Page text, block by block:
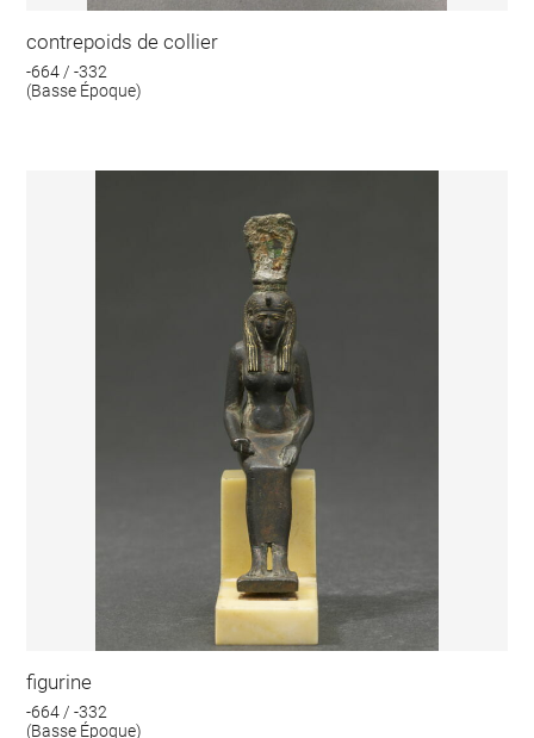
contrepoids de collier
-664 / -332
(Basse Époque)
figurine
-664 / -332
(Basse Époque)